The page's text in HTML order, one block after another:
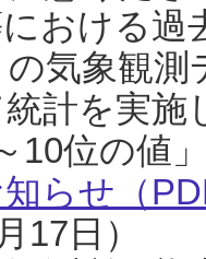
おける過
の気象観
計を実
10位の値
らせ（
17日）